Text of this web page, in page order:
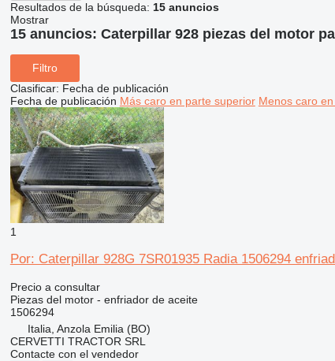
Resultados de la búsqueda: 15 anuncios
Mostrar
15 anuncios: Caterpillar 928 piezas del motor
Filtro
Clasificar: Fecha de publicación
Fecha de publicación Más caro en parte superior Menos caro
1
Por: Caterpillar 928G 7SR01935 Radia 1506294
Precio a consultar
Piezas del motor - enfriador de aceite
1506294
Italia, Anzola Emilia (BO)
CERVETTI TRACTOR SRL
Contacte con el vendedor